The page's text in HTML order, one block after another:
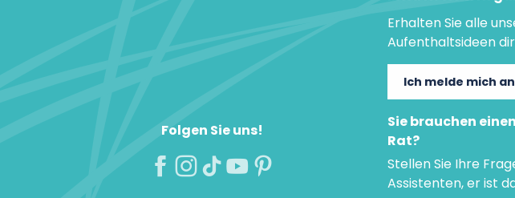
Folgen Sie uns!
Erhalten Sie alle
Aufenthaltsideen
Ich melde mich an
Sie brauchen einen
Rat?
Stellen Sie Ihre
Assistenten, er ist